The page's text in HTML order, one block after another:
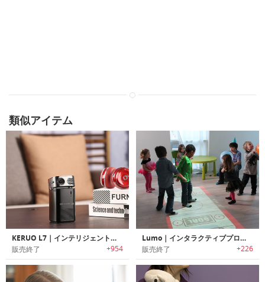
類似アイテム
KERUO L7｜インテリジェントな機能を搭載したポータブルスマートポケットプロジェクター「ケルオーL7」
販売終了 +954
Lumo｜インタラクティブプロジェクター「ルモ」
販売終了 +226